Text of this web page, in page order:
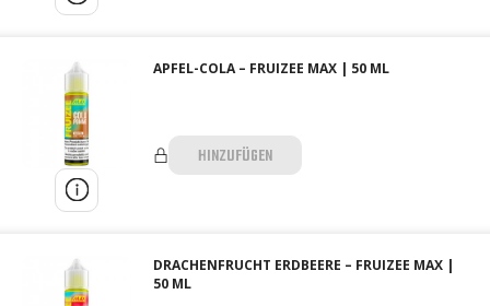
APFEL-COLA – FRUIZEE MAX | 50 ML
HINZUFÜGEN
DRACHENFRUCHT ERDBEERE – FRUIZEE MAX |
50 ML